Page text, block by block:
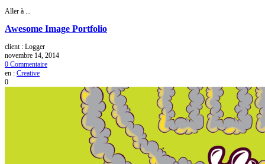
Aller à ...
Awesome Image Portfolio
client : Logger
novembre 14, 2014
0 Commentaire
en : Creative
0